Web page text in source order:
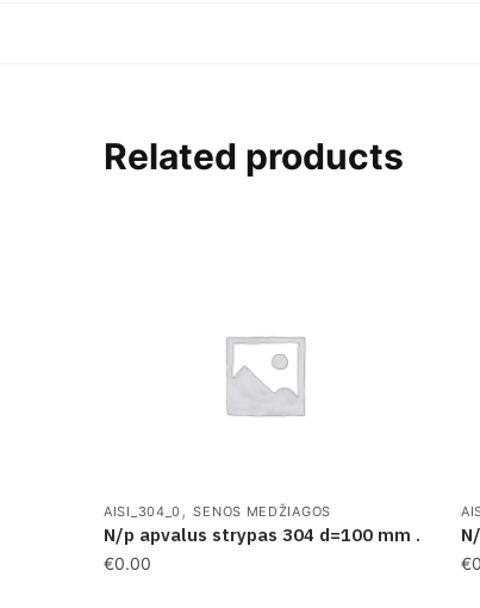
Related products
AISI_304_0 ,SENOS MEDŽIAGOS
N/p apvalus strypas 304 d=100 mm .
€0.00 €